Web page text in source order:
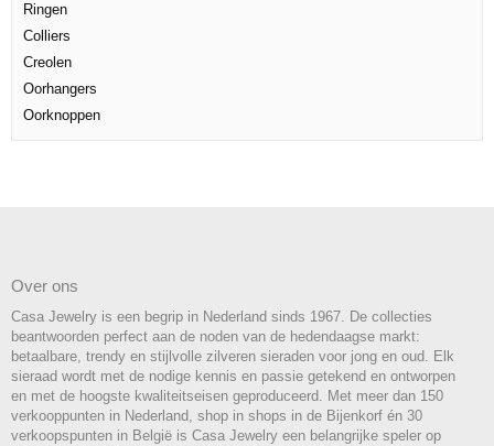
Ringen
Colliers
Creolen
Oorhangers
Oorknoppen
Over ons
Casa Jewelry is een begrip in Nederland sinds 1967. De collecties
beantwoorden perfect aan de noden van de hedendaagse markt:
betaalbare, trendy en stijlvolle zilveren sieraden voor jong en oud. Elk
sieraad wordt met de nodige kennis en passie getekend en ontworpen
en met de hoogste kwaliteitseisen geproduceerd. Met meer dan 150
verkooppunten in Nederland, shop in shops in de Bijenkorf én 30
verkoopspunten in België is Casa Jewelry een belangrijke speler op